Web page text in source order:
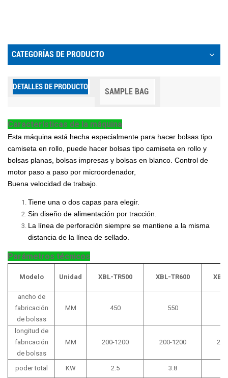
CATEGORÍAS DE PRODUCTO
DETALLES DE PRODUCTO SAMPLE BAG
Características de la máquina
Esta máquina está hecha especialmente para hacer bolsas tipo
camiseta en rollo, puede hacer bolsas tipo camiseta en rollo y
bolsas planas, bolsas impresas y bolsas en blanco. Control de
motor paso a paso por microordenador,
Buena velocidad de trabajo.
Tiene una o dos capas para elegir.
Sin diseño de alimentación por tracción.
La línea de perforación siempre se mantiene a la misma
distancia de la línea de sellado.
Parámetros técnicos
Modelo Unidad XBL-TR500 XBL-TR600
ancho de
fabricación
de bolsas
MM 450 550
longitud de
fabricación
de bolsas
MM 200-1200 200-1200
poder total KW 2.5 3.8